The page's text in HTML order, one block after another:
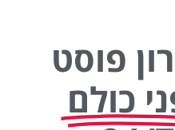
פוסט
כולם